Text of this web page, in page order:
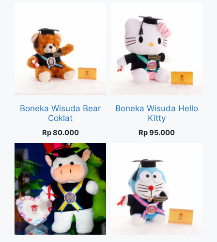
Boneka Wisuda Bear
Coklat
Rp80.000
Boneka Wisuda Hello
Kitty
Rp95.000